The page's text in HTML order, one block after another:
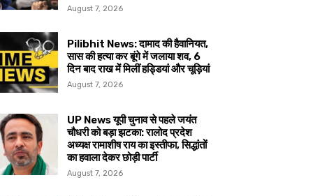
August 7, 2026
Pilibhit News: दामाद की हैवानियत,
सास की हत्या कर बूंगे में जलाया शव, 6
दिन बाद राख में मिलीं हड्डियां और चूड़ियां
August 7, 2026
UP News यूपी चुनाव से पहले जयंत
चौधरी को बड़ा झटका: रालोद प्रदेश
अध्यक्ष रामाशीष राय का इस्तीफा, सिद्धांतों
का हवाला देकर छोड़ी पार्टी
August 7, 2026